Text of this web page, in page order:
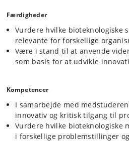
Færdigheder
Vurdere hvilke bioteknologiske
relevante for forskellige
Være i stand til at anvende
som basis for at udvikle
Kompetencer
I samarbejde med
innovativ og kritisk tilgang til
Vurdere hvilke bioteknologiske
i forskellige problemstillinger